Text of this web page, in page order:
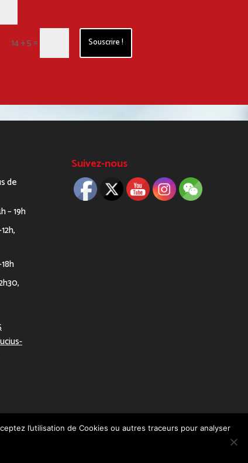
14 + 5= Souscrire !
de
– 19h
Suivez-nous
l’utilisation de Cookies ou autres traceurs pour analyser